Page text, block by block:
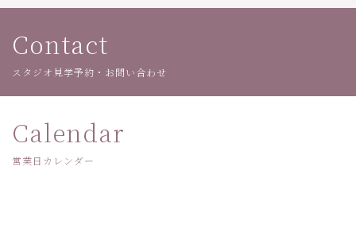
Contact
スタジオ見学予約・お問い合わせ
Calendar
営業日カレンダー